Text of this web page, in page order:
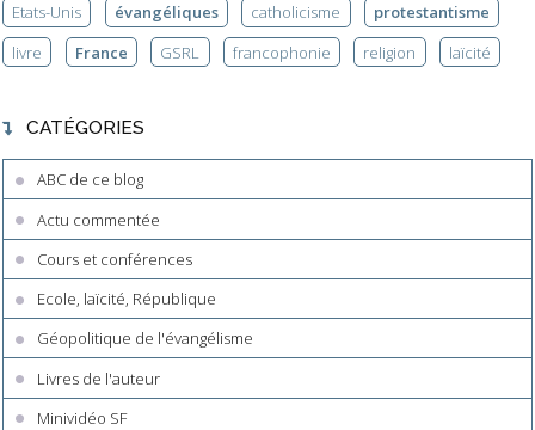
Etats-Unis évangéliques catholicisme
protestantisme
livre
France GSRL francophonie religion laïcité
CATÉGORIES
ABC de ce blog
Actu commentée
Cours et conférences
Ecole, laïcité, République
Géopolitique de l'évangélisme
Livres de l'auteur
Minividéo SF